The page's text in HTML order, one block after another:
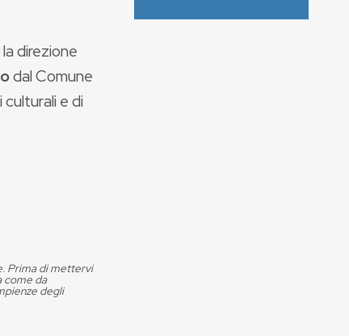
direzione
dal Comune
e di
Prima di mettervi
come da
degli